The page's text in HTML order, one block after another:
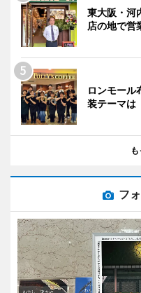
東大阪・河
店の地で営
ロンモー
装テーマは
フ